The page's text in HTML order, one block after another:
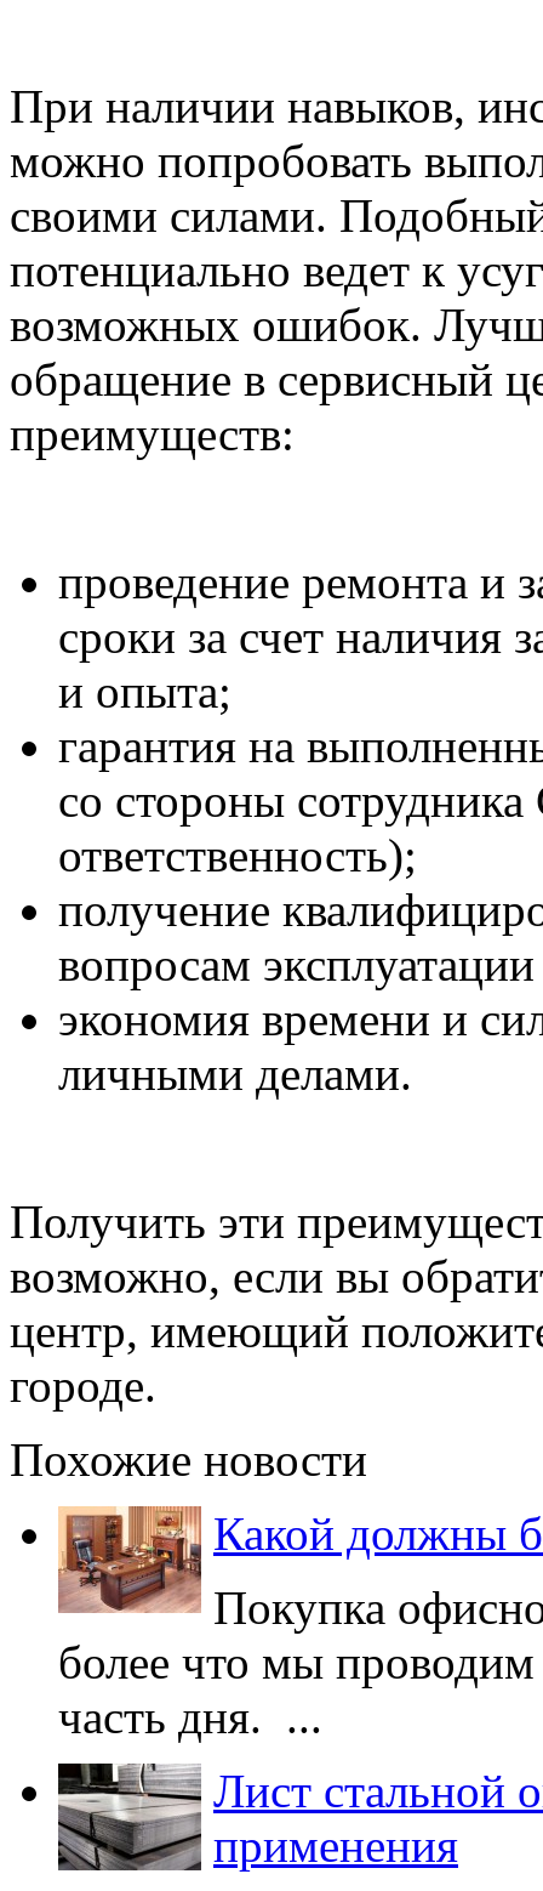
При наличии навыков,
можно попробовать
своими силами.
потенциально ведет к
возможных ошибок.
обращение в сервисный
преимуществ:
проведение ремонта и
сроки за счет наличия
и опыта;
гарантия на
со стороны
ответственность);
получение
вопросам
экономия времени и
личными делами.
Получить эти
возможно, если вы
центр, имеющий
городе.
Похожие новости
Какой должны
Покупка
более что мы
часть дня. ...
Лист стальной
применения